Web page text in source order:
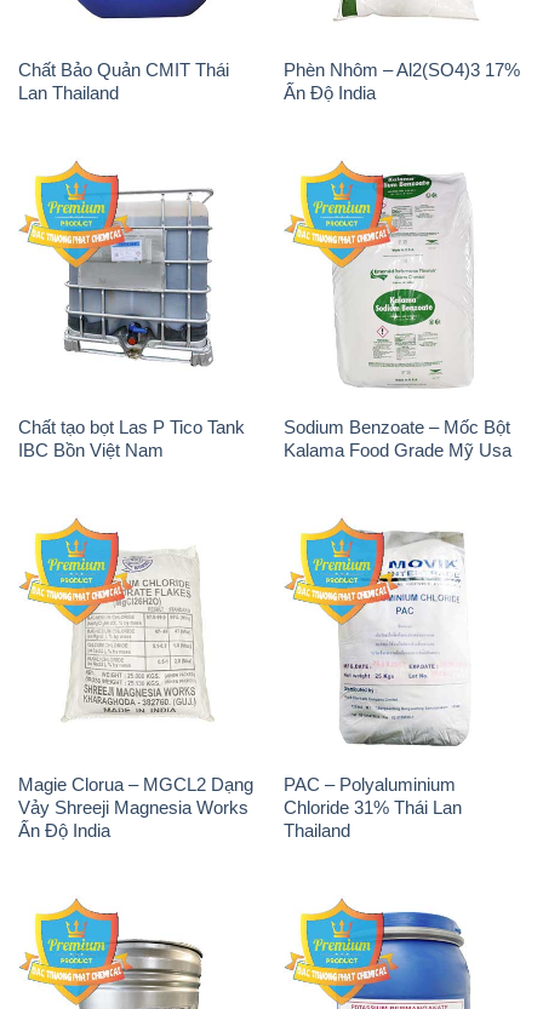
Chất Bảo Quản CMIT Thái
Lan Thailand
Phèn Nhôm – Al2(SO4)3 17%
Ấn Độ India
Chất tạo bọt Las P Tico Tank
IBC Bồn Việt Nam
Sodium Benzoate – Mốc Bột
Kalama Food Grade Mỹ Usa
Magie Clorua – MGCL2 Dạng
Vảy Shreeji Magnesia Works
Ấn Độ India
PAC – Polyaluminium
Chloride 31% Thái Lan
Thailand